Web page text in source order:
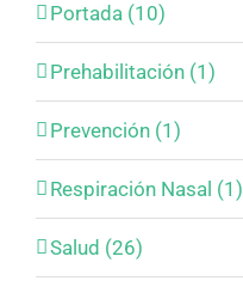
Portada (10)
Prehabilitación (1)
Prevención (1)
Respiración Nasal (1)
Salud (26)